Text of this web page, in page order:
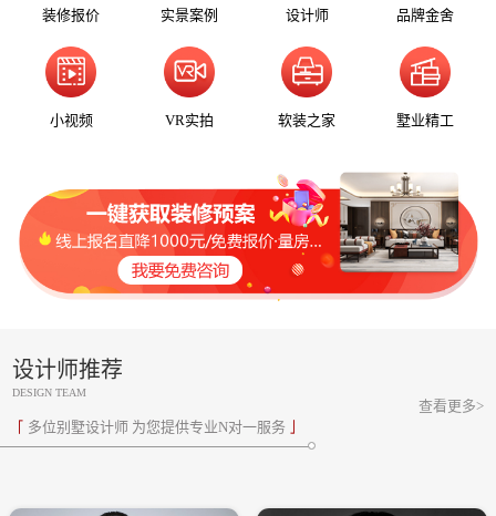
装修报价 实景案例 设计师 品牌金舍
小视频 VR实拍 软装之家 墅业精工
设计师推荐
DESIGN TEAM
多位别墅设计师 为您提供专业N对一服务
查看更多>